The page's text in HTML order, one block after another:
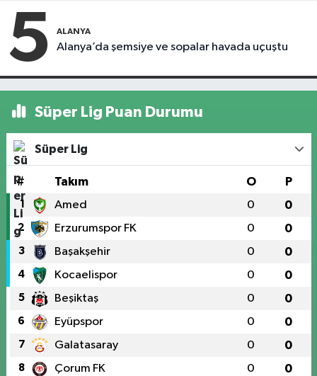
5 ALANYA
Alanya’da şemsiye ve sopalar havada uçuştu
Süper Lig Puan Durumu
Süper Lig
# Takım O P
1 Amed 0 0
2 Erzurumspor FK 0 0
3 Başakşehir 0 0
4 Kocaelispor 0 0
5 Beşiktaş 0 0
6 Eyüpspor 0 0
7 Galatasaray 0 0
8 Çorum FK 0 0